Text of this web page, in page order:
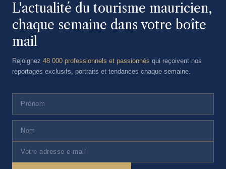
L'actualité du tourisme mauricien,
chaque semaine dans votre boîte
mail
Rejoignez 48 000 professionnels et passionnés qui reçoivent nos
reportages exclusifs, portraits et tendances chaque semaine.